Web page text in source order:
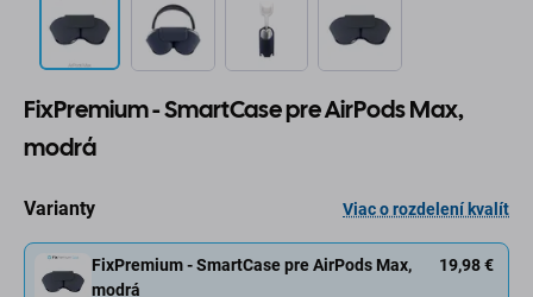
FixPremium - SmartCase pre AirPods Max,
modrá
Varianty Viac o rozdelení kvalít
FixPremium - SmartCase pre AirPods Max,
modrá
19,98 €